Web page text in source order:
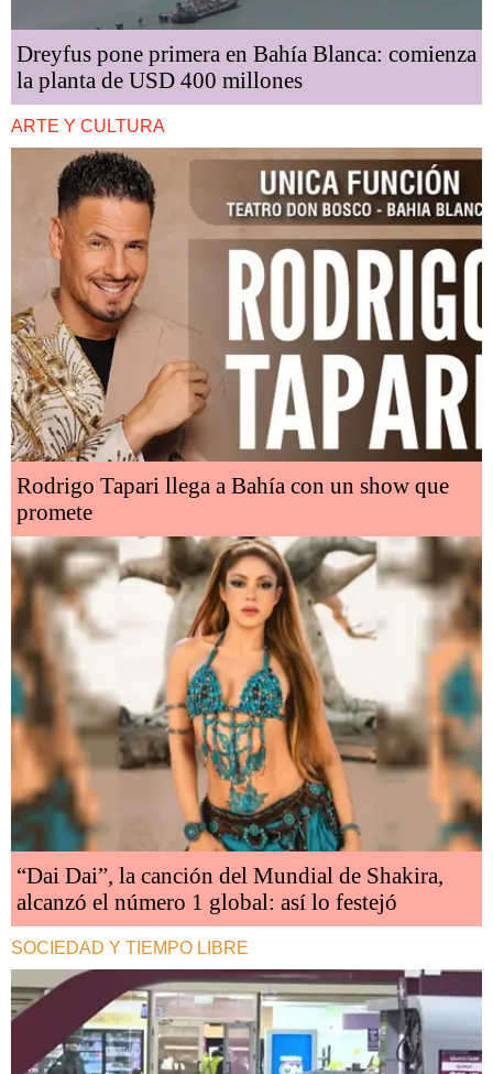
Dreyfus pone primera en Bahía Blanca: comienza
la planta de USD 400 millones
ARTE Y CULTURA
Rodrigo Tapari llega a Bahía con un show que
promete
“Dai Dai”, la canción del Mundial de Shakira,
alcanzó el número 1 global: así lo festejó
SOCIEDAD Y TIEMPO LIBRE